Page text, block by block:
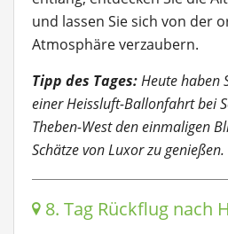
und lassen Sie sich von der
Atmosphäre verzaubern.
Tipp des Tages:Heute haben
einer Heissluft-Ballonfahrt bei
Theben-West den einmaligen
Schätze von Luxor zu
8. Tag Rückflug nach